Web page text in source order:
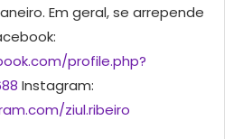
Em geral, se arrepende
profile.php?
Instagram:
ziul.ribeiro